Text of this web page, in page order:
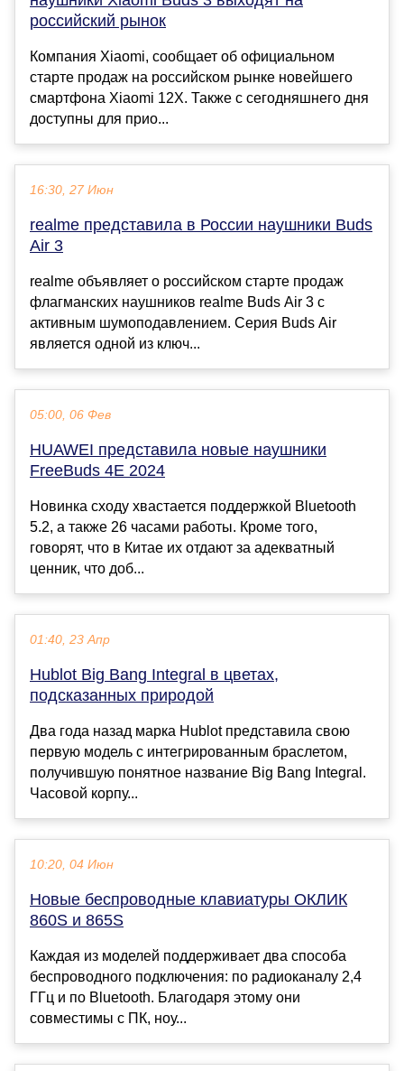
российский рынок
Компания Xiaomi, сообщает об официальном
старте продаж на российском рынке новейшего
смартфона Xiaomi 12X. Также с сегодняшнего дня
доступны для прио...
16:30, 27 Июн
realme представила в России наушники Buds
Air 3
realme объявляет о российском старте продаж
флагманских наушников realme Buds Air 3 с
активным шумоподавлением. Серия Buds Air
является одной из ключ...
05:00, 06 Фев
HUAWEI представила новые наушники
FreeBuds 4E 2024
Новинка сходу хвастается поддержкой Bluetooth
5.2, а также 26 часами работы. Кроме того,
говорят, что в Китае их отдают за адекватный
ценник, что доб...
01:40, 23 Апр
Hublot Big Bang Integral в цветах,
подсказанных природой
Два года назад марка Hublot представила свою
первую модель с интегрированным браслетом,
получившую понятное название Big Bang Integral.
Часовой корпу...
10:20, 04 Июн
Новые беспроводные клавиатуры ОКЛИК
860S и 865S
Каждая из моделей поддерживает два способа
беспроводного подключения: по радиоканалу 2,4
ГГц и по Bluetooth. Благодаря этому они
совместимы с ПК, ноу...